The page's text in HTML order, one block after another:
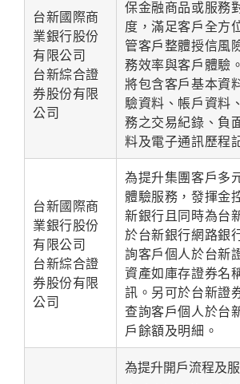
台新國際商
業銀行股份
有限公司
台新綜合證
券股份有限
公司
保金融商品或服務
度，滿足客戶全方
管客戶整體授信風
務效率與客戶體驗
將包含客戶基本資
驗資料、帳戶資料
務之交易紀錄、負
料及電子通訊歷程
台新國際商
業銀行股份
有限公司
台新綜合證
券股份有限
公司
為提升集團客戶多
體驗服務，發揮金
新銀行且同時為台
於台新銀行網路銀
詢客戶個人於台新
資產如庫存證券名
訊。另可於台新證
查詢客戶個人於台
戶餘額及明細。
為提升開戶流程及